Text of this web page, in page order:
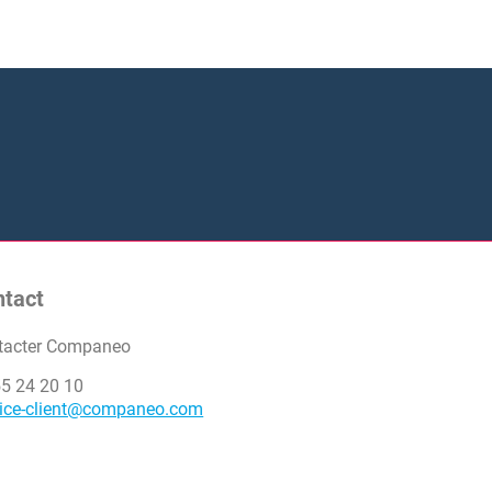
Companeo
24 20 10
client@companeo.com